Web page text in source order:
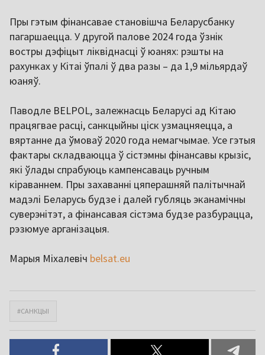
Пры гэтым фінансавае становішча Беларусбанку
пагаршаецца. У другой палове 2024 года ўзнік
востры дэфіцыт ліквіднасці ў юанях: рэшты на
рахунках у Кітаі ўпалі ў два разы – да 1,9 мільярдаў
юаняў.
Паводле BELPOL, залежнасць Беларусі ад Кітаю
працягвае расці, санкцыйны ціск узмацняецца, а
вяртанне да ўмоваў 2020 года немагчымае. Усе гэтыя
фактары складваюцца ў сістэмны фінансавы крызіс,
які ўлады спрабуюць кампенсаваць ручным
кіраваннем. Пры захаванні цяперашняй палітычнай
мадэлі Беларусь будзе і далей губляць эканамічны
суверэнітэт, а фінансавая сістэма будзе разбурацца,
рэзюмуе арганізацыя.
Марыя Міхалевіч belsat.eu
#САНКЦЫІ